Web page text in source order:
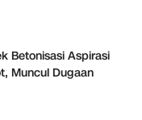
Betonisasi Aspirasi
Muncul Dugaan